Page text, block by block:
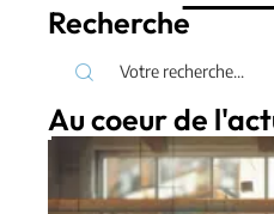
Recherche
Au coeur de